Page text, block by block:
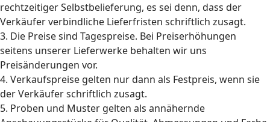
rechtzeitiger Selbstbelieferung, es sei denn, dass der
Verkäufer verbindliche Lieferfristen schriftlich zusagt.
3. Die Preise sind Tagespreise. Bei Preiserhöhungen
seitens unserer Lieferwerke behalten wir uns
Preisänderungen vor.
4. Verkaufspreise gelten nur dann als Festpreis, wenn sie
der Verkäufer schriftlich zusagt.
5. Proben und Muster gelten als annähernde